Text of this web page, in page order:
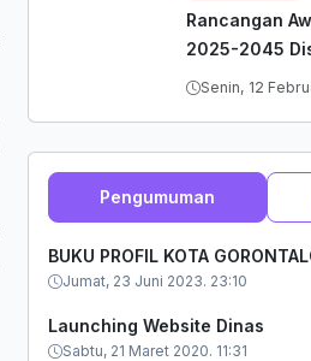
Rancangan
2025-2045
Senin, 12
Pengumuman
BUKU PROFIL KOTA
Jumat, 23 Juni 2023. 23:10
Launching Website Dinas
Sabtu, 21 Maret 2020. 11:31